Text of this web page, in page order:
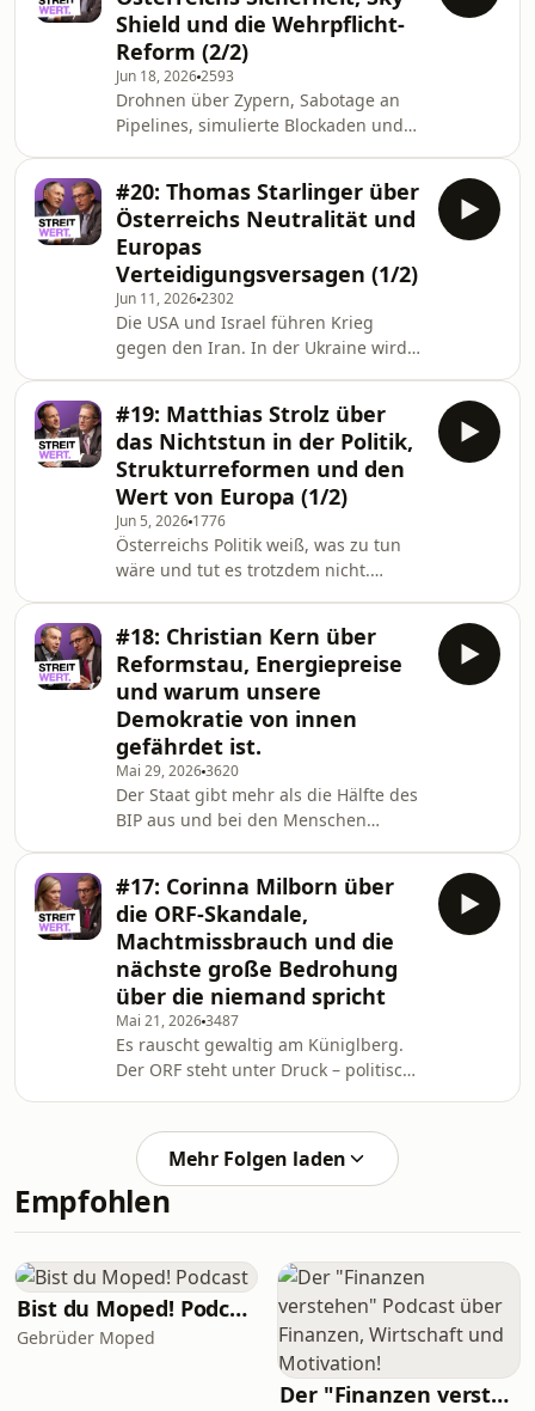
Lebensgefühl. In dieser Folge spricht
Matthias Strolz mit Stephan Zöchling
über das langsame Sterben
verkrusteter Strukturen, über
Postenschacher, Kammernmacht und
die Verlogenheit linksliberaler
Shield und die Wehrpflicht-
Reform (2/2)
Jun 18, 20262593
Drohnen über Zypern, Sabotage an
Pipelines, simulierte Blockaden und
die geopolitischen Konflikte
verdichten, diskutiert Österreich noch
immer über sechs oder acht Monate
Grundwehrdienst. In dieser Folge
spricht Generalmajor Thomas
Starlinger mit Stephan Zöchling über
die verwundbare Infrastruktur
unseres Landes, hybride Kriegs
#20: Thomas Starlinger über
Österreichs Neutralität und
Europas
Verteidigungsversagen (1/2)
Jun 11, 20262302
Die USA und Israel führen Krieg
gegen den Iran. In der Ukraine wird
dieser Folge spricht Generalmajor
Thomas Starlinger mit Stephan
Zöchling über die geopolitische Lage
Mitte 2026, über Europas strategische
Abhängigkeiten, die Schwächen des
Föderalismus und die Frage, ob der
Kontinent überhaupt in der Lage ist,
sich selbst zu ve
#19: Matthias Strolz über
das Nichtstun in der Politik,
Strukturreformen und den
Wert von Europa (1/2)
Jun 5, 2026 1776
Österreichs Politik weiß, was zu tun
wäre und tut es trotzdem nicht.
Warum bleibt das Bildungssystem im
Stillstand? Matthias Strolz spricht
über Wut in der Gesellschaft,
politische Bequemlichkeit und die
Gefahr, dass wir uns im Wohlstand
eingerichtet haben. Über eine
erschöpfte Generation, über
Verantwortung und über die Frage,
ob Europ
#18: Christian Kern über
Reformstau, Energiepreise
und warum unsere
Demokratie von innen
gefährdet ist.
Mai 29, 20263620
Der Staat gibt mehr als die Hälfte des
BIP aus und bei den Menschen
Christian Kern mit Stephan Zöchling
über Reformstau, lähmenden
Föderalismus, Postenschacherei und
politische Kurzsichtigkeit. Warum
scheitern permanent dringende
Reformen? Und was braucht es, damit
ein Staat wieder effizient wird? Ein
Gespräch über die Fr
#17: Corinna Milborn über
die ORF-Skandale,
Machtmissbrauch und die
nächste große Bedrohung
über die niemand spricht
Mai 21, 20263487
Es rauscht gewaltig am Küniglberg.
Der ORF steht unter Druck – politisch,
Zöchling über den ORF, über die
dortige parteipolitische
Einflussnahme, Postenschacher,
Sexismus und darüber, dass ein
eigentlich staatsfern und nicht
staatsnah sein sollte. Ein intensives
Gespräch über Machtmissbrauc
Mehr Folgen laden
Empfohlen
Bist du Moped! Podcast
Gebrüder Moped
Der "Finanzen verstehen" Podcast über Finanzen, Wirtschaft und Motivation!